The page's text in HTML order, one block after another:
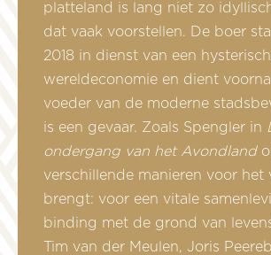
platteland is lang niet zo
dat vaak voorstellen. De boer
2018 in dienst van een
wereldeconomie en dient
voeder van de moderne
is een gevaar. Zoals Spengler in
ondergang van het Avondland
verschillende manieren voor het
brengt: voor een vitale
binding met de grond van
Tim van der Meulen, Joris